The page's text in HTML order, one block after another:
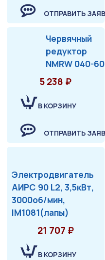
ОТПРАВИТЬ
Червячный
редуктор
NMRW 040-60
5 238 ₽
В КОРЗИНУ
ОТПРАВИТЬ
Электродвигатель
АИРС 90 L2, 3,5кВт,
3000об/мин,
IM1081(лапы)
21 707 ₽
В КОРЗИНУ